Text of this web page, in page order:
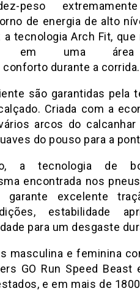
peso
de energia de alto
a tecnologia Arch Fit,
uma área
durante a corrida.
são garantidas pela
Criada com a
arcos do
do pouso para a
a tecnologia de
encontrada nos
garante excelente
estabilidade
para um desgaste
masculina e feminina
GO Run Speed
e em mais de